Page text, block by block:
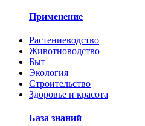
Применение
Растениеводство
Животноводство
Быт
Экология
Строительство
Здоровье и красота
База знаний